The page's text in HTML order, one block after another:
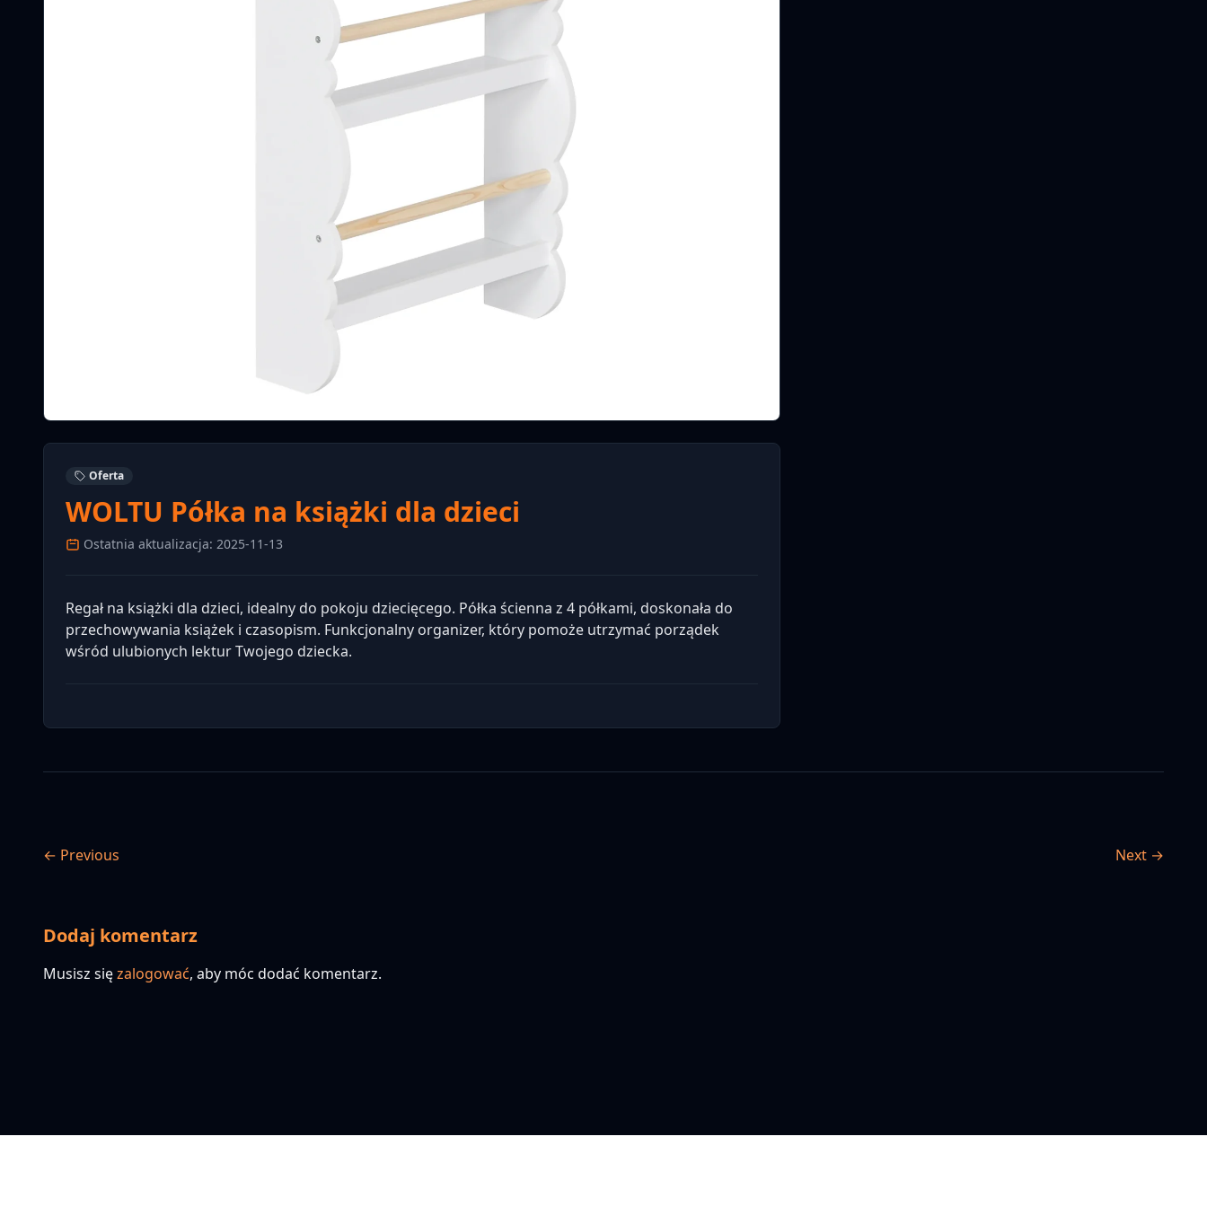
Oferta
WOLTU Półka na książki dla dzieci
Ostatnia aktualizacja: 2025-11-13
Regał na książki dla dzieci, idealny do pokoju dziecięcego. Półka ścienna z 4 półkami, doskonała do
przechowywania książek i czasopism. Funkcjonalny organizer, który pomoże utrzymać porządek
wśród ulubionych lektur Twojego dziecka.
← Previous Next →
Dodaj komentarz
Musisz sięzalogować, aby móc dodać komentarz.